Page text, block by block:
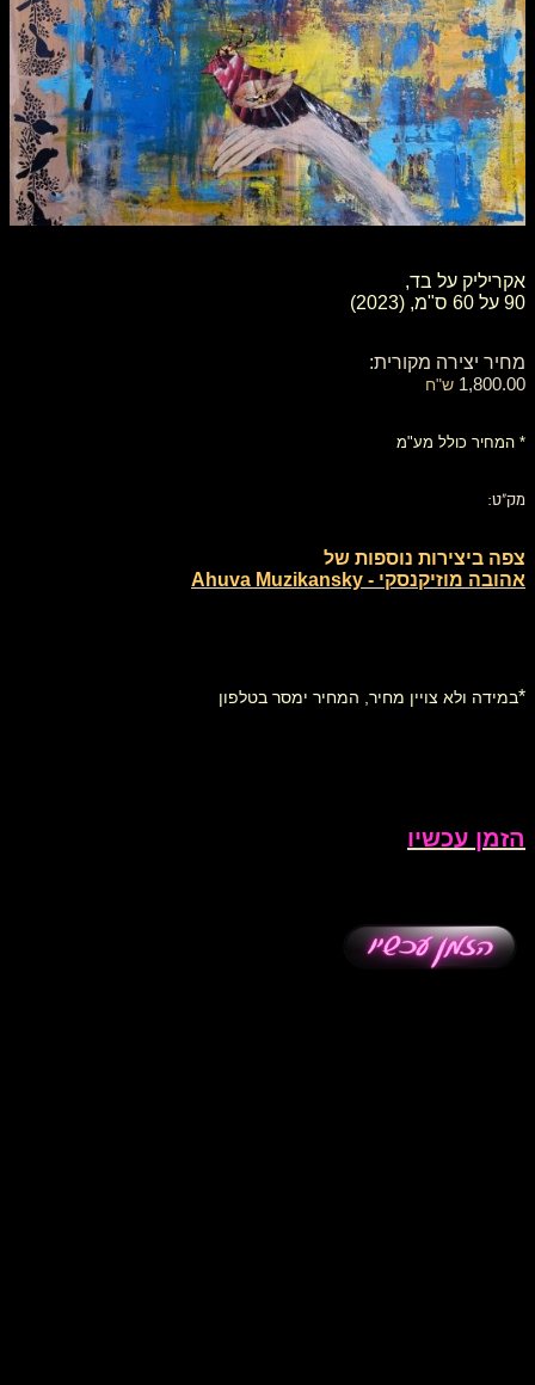
אקריליק על בד,
90 על 60 ס"מ, (2023)
מחיר יצירה מקורית:
1,800.00 ש"ח
* המחיר כולל מע"מ
מק"ט:
צפה ביצירות נוספות של
אהובה מוזיקנסקי - Ahuva Muzikansky
*במידה ולא צויין מחיר, המחיר ימסר בטלפון
הזמן עכשיו